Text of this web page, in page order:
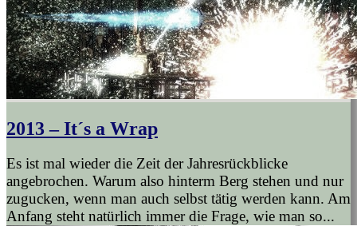
2013 – It´s a Wrap
Es ist mal wieder die Zeit der Jahresrückblicke
angebrochen. Warum also hinterm Berg stehen und nur
zugucken, wenn man auch selbst tätig werden kann. Am
Anfang steht natürlich immer die Frage, wie man so...